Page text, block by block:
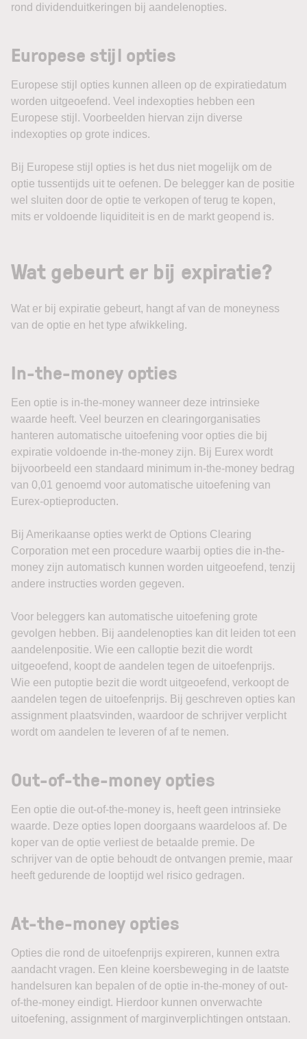
rond dividenduitkeringen bij aandelenopties.
Europese stijl opties
Europese stijl opties kunnen alleen op de expiratiedatum
worden uitgeoefend. Veel indexopties hebben een
Europese stijl. Voorbeelden hiervan zijn diverse
indexopties op grote indices.
Bij Europese stijl opties is het dus niet mogelijk om de
optie tussentijds uit te oefenen. De belegger kan de positie
wel sluiten door de optie te verkopen of terug te kopen,
mits er voldoende liquiditeit is en de markt geopend is.
Wat gebeurt er bij expiratie?
Wat er bij expiratie gebeurt, hangt af van de moneyness
van de optie en het type afwikkeling.
In-the-money opties
Een optie is in-the-money wanneer deze intrinsieke
waarde heeft. Veel beurzen en clearingorganisaties
hanteren automatische uitoefening voor opties die bij
expiratie voldoende in-the-money zijn. Bij Eurex wordt
bijvoorbeeld een standaard minimum in-the-money bedrag
van 0,01 genoemd voor automatische uitoefening van
Eurex-optieproducten.
Bij Amerikaanse opties werkt de Options Clearing
Corporation met een procedure waarbij opties die in-the-
money zijn automatisch kunnen worden uitgeoefend, tenzij
andere instructies worden gegeven.
Voor beleggers kan automatische uitoefening grote
gevolgen hebben. Bij aandelenopties kan dit leiden tot een
aandelenpositie. Wie een calloptie bezit die wordt
uitgeoefend, koopt de aandelen tegen de uitoefenprijs.
Wie een putoptie bezit die wordt uitgeoefend, verkoopt de
aandelen tegen de uitoefenprijs. Bij geschreven opties kan
assignment plaatsvinden, waardoor de schrijver verplicht
wordt om aandelen te leveren of af te nemen.
Out-of-the-money opties
Een optie die out-of-the-money is, heeft geen intrinsieke
waarde. Deze opties lopen doorgaans waardeloos af. De
koper van de optie verliest de betaalde premie. De
schrijver van de optie behoudt de ontvangen premie, maar
heeft gedurende de looptijd wel risico gedragen.
At-the-money opties
Opties die rond de uitoefenprijs expireren, kunnen extra
aandacht vragen. Een kleine koersbeweging in de laatste
handelsuren kan bepalen of de optie in-the-money of out-
of-the-money eindigt. Hierdoor kunnen onverwachte
uitoefening, assignment of marginverplichtingen ontstaan.